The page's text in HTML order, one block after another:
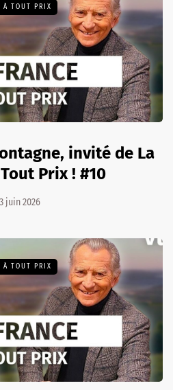
À TOUT PRIX
invité de La
Prix ! #10
3 juin 2026
À TOUT PRIX